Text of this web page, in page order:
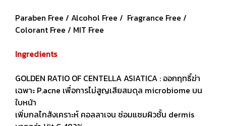
Paraben Free / Alcohol Free / Fragrance Free /
Colorant Free / MIT Free
Ingredients
GOLDEN RATIO OF CENTELLA ASIATICA : ออกฤทธิ์ฆ่า
เฉพาะ P.acne เพื่อการไม่สูญเสียสมดุล microbiome บน
ใบหน้า
เพิ่มกลไกสังเคราะห์ คอลลาเจน ซ่อมแซมผิวชั้น dermis